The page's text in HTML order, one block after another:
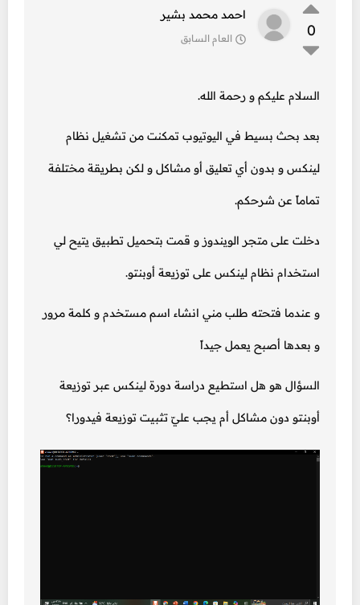
0
احمد محمد بشير
العام السابق
السلام عليكم و رحمة الله.
بعد بحث بسيط في اليوتيوب تمكنت من تشغيل نظام
لينكس و بدون أي تعليق أو مشاكل و لكن بطريقة مختلفة
تماماً عن شرحكم.
دخلت على متجر الويندوز و قمت بتحميل تطبيق يتيح لي
استخدام نظام لينكس على توزيعة أوبنتو.
و عندما فتحته طلب مني انشاء اسم مستخدم و كلمة مرور
و بعدها أصبح يعمل جيداً
السؤال هو هل استطيع دراسة دورة لينكس عبر توزيعة
أوبنتو دون مشاكل أم يجب عليّ تثبيت توزيعة فيدورا؟